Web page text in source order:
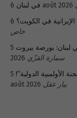
في لبنان 6 août 2026
في الكويت؟
خاص
لبنان: بورصة بيروت 5 août
2026 سمارة القزّي
الأولمبية الدولية”! 5
août 2026 بيار عقل